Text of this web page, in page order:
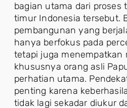
bagian utama dari proses
timur Indonesia tersebut.
pembangunan yang
hanya berfokus pada
tetapi juga menempatkan
khususnya orang asli
perhatian utama.
penting karena
tidak lagi sekadar diukur